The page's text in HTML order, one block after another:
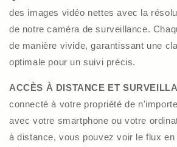
des images vidéo nettes avec la
de notre caméra de surveillance.
de manière vivide, garantissant une
optimale pour un suivi précis.
ACCÈS À DISTANCE ET
connecté à votre propriété de
avec votre smartphone ou votre
à distance, vous pouvez voir le flux